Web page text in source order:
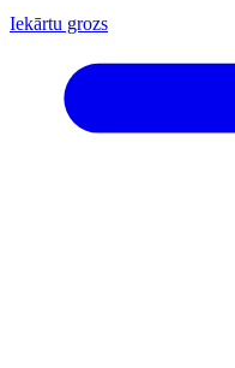
Iekārtu grozs